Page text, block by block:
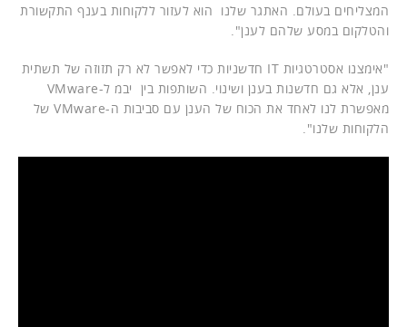
המצליחים בעולם. האתגר שלנו הוא לעזור ללקוחות בענף התקשורת
והטלקום במסע שלהם לענן".
"אימצנו אסטרטגיות IT חדשניות כדי לאפשר לא רק תזוזה של תשתית
ענן, אלא גם חדשנות בענן ושינוי. השותפות בין יבמ ל-VMware
מאפשרת לנו לאחד את הכוח של הענן עם סביבות ה-VMware של
הלקוחות שלנו".